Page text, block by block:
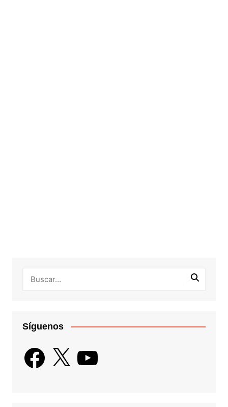
Síguenos
Facebook
X YouTube